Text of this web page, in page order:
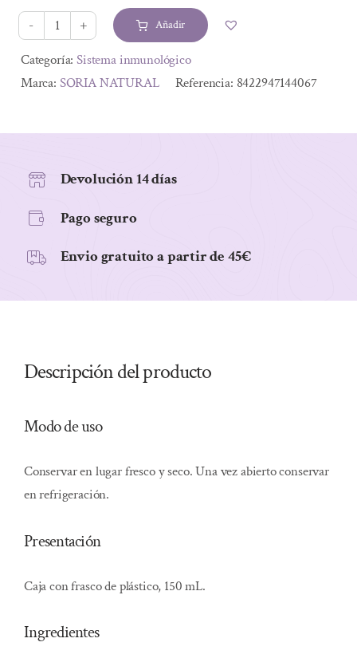
era:
12,75 €.
es:
11,35 €.
JARABE
INFANTIL
´A
cantidad
Añadir
Alternative:
Categoría:Sistema inmunológico
Marca: SORIA NATURAL Referencia: 8422947144067
Devolución 14 días
Pago seguro
Envio gratuito a partir de 45€
Descripción del producto
Modo de uso
Conservar en lugar fresco y seco. Una vez abierto conservar
en refrigeración.
Presentación
Caja con frasco de plástico, 150 mL.
Ingredientes